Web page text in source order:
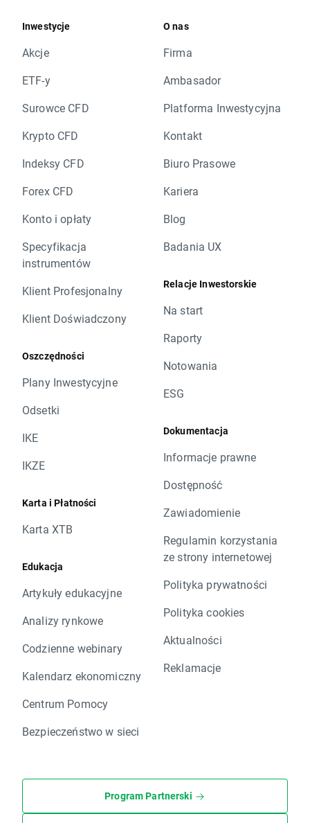
Inwestycje
Akcje
ETF-y
Surowce CFD
Krypto CFD
Indeksy CFD
Forex CFD
Konto i opłaty
Specyfikacja
instrumentów
Klient Profesjonalny
Klient Doświadczony
Oszczędności
Plany Inwestycyjne
Odsetki
IKE
IKZE
Karta i Płatności
Karta XTB
Edukacja
Artykuły edukacyjne
Analizy rynkowe
Codzienne webinary
Kalendarz ekonomiczny
Centrum Pomocy
Bezpieczeństwo w sieci
O nas
Firma
Ambasador
Platforma Inwestycyjna
Kontakt
Biuro Prasowe
Kariera
Blog
Badania UX
Relacje Inwestorskie
Na start
Raporty
Notowania
ESG
Dokumentacja
Informacje prawne
Dostępność
Zawiadomienie
Regulamin korzystania
ze strony internetowej
Polityka prywatności
Polityka cookies
Aktualności
Reklamacje
Program Partnerski